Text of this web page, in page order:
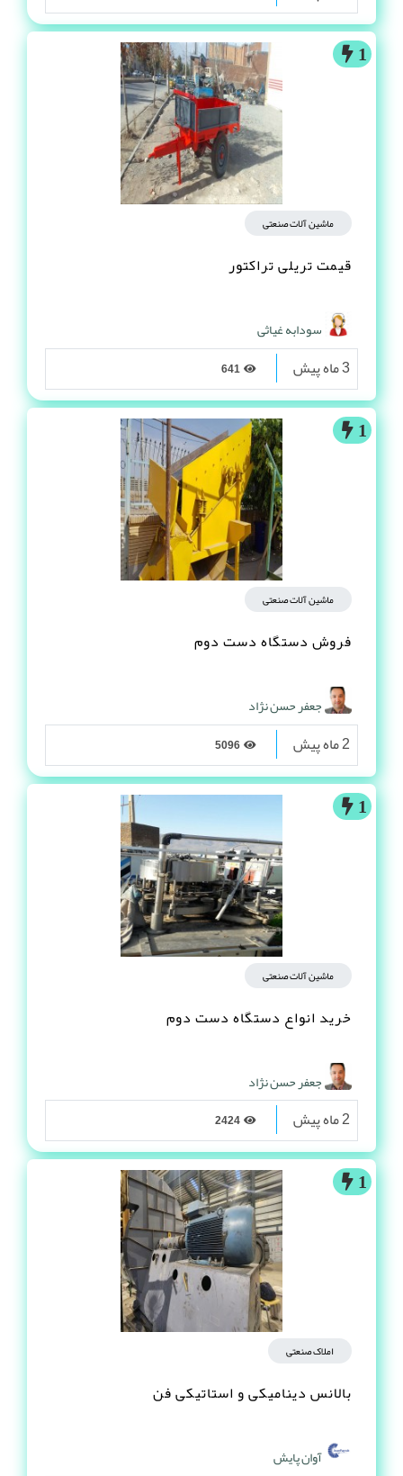
1
ماشین آلات صنعتی
قیمت تریلی تراکتور
سودابه غیاثی
3 ماه پیش
1
ماشین آلات صنعتی
فروش دستگاه دست دوم
جعفر حسن نژاد
2 ماه پیش
1
ماشین آلات صنعتی
خرید انواع دستگاه دست دوم
جعفر حسن نژاد
2 ماه پیش
1
املاک صنعتی
بالانس دینامیکی و استاتیکی فن
آوان پایش